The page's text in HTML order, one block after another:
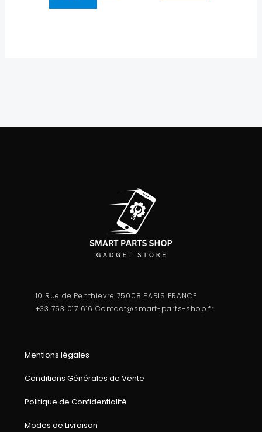
10 Rue de Penthievre 75008 PARIS FRANCE
+33 753 017 616 Contact@smart-parts-shop.fr
Mentions légales
Conditions Générales de Vente
Politique de Confidentialité
Modes de Livraison